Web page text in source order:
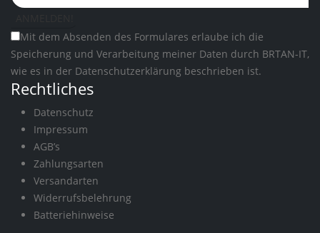
Mit dem Absenden des Formulares erlaube ich die
Speicherung und Verarbeitung meiner Daten durch BRTAN-IT,
wie es in der Datenschutzerklärung beschrieben ist.
Rechtliches
Datenschutz
Impressum
AGB’s
Zahlungsarten
Versandarten
Widerrufsbelehrung
Batteriehinweise